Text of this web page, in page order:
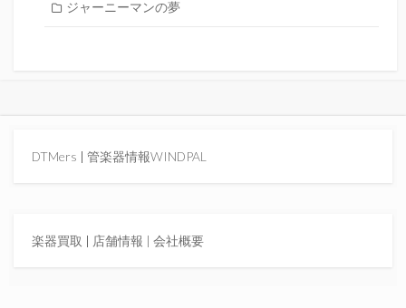
ジャーニーマンの夢
DTMers | 管楽器情報WINDPAL
楽器買取 | 店舗情報 | 会社概要